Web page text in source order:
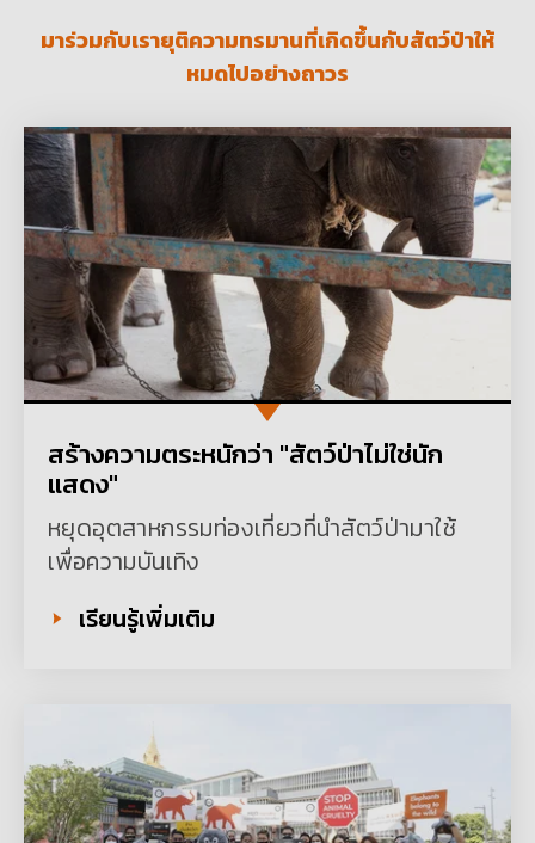
มาร่วมกับเรายุติความทรมานที่เกิดขึ้นกับสัตว์ป่าให้
หมดไปอย่างถาวร
สร้างความตระหนักว่า "สัตว์ป่าไม่ใช่นัก
แสดง"
หยุดอุตสาหกรรมท่องเที่ยวที่นำสัตว์ป่ามาใช้
เพื่อความบันเทิง
เรียนรู้เพิ่มเติม